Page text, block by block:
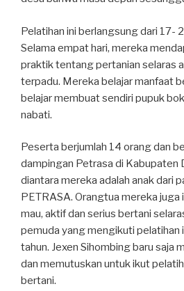
Pelatihan ini berlangsung dari 17-
Selama empat hari, mereka
praktik tentang pertanian selaras
terpadu. Mereka belajar manfaat
belajar membuat sendiri pupuk
nabati.
Peserta berjumlah 14 orang dan
dampingan Petrasa di Kabupaten
diantara mereka adalah anak dari
PETRASA. Orangtua mereka juga
mau, aktif dan serius bertani
pemuda yang mengikuti pelatihan
tahun. Jexen Sihombing baru saja
dan memutuskan untuk ikut
bertani.